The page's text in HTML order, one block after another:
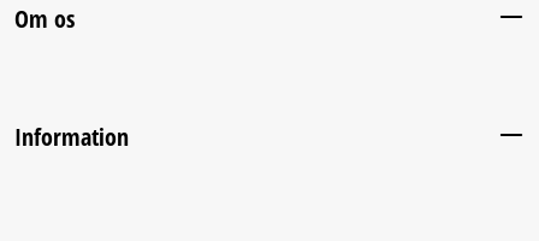
Om os
Information